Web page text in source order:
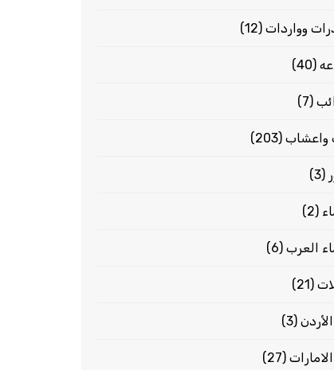
وواردات (12)
(40)
(7)
(203)
(3)
(2)
العرب (6)
(21)
(3)
(27)